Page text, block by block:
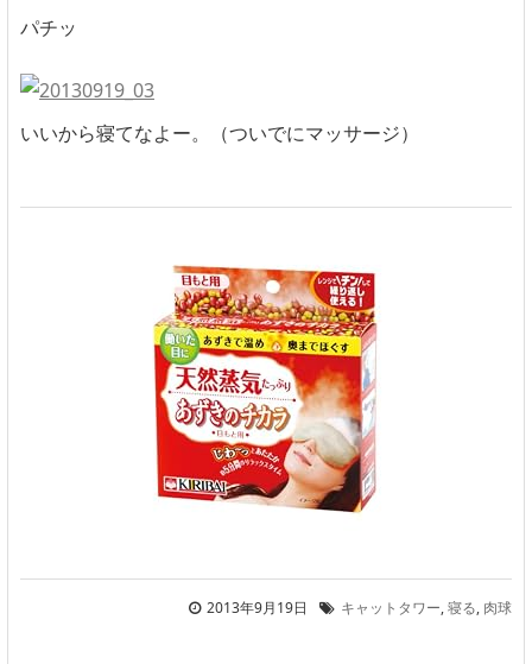
パチッ
いいから寝てなよー。（ついでにマッサージ）
2013年9月19日 キャットタワー,寝る, 肉球